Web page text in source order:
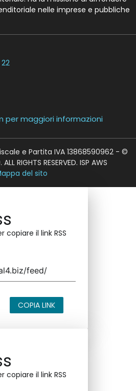
nelle imprese e pubbliche
maggiori informazioni
e Partita IVA 13868590962 - ©
RIGHTS RESERVED. ISP AWS
del sito
copiare il link RSS
COPIA LINK
copiare il link RSS